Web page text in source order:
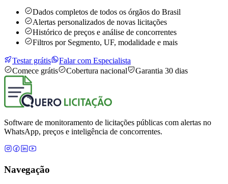
Dados completos de todos os órgãos do Brasil
Alertas personalizados de novas licitações
Histórico de preços e análise de concorrentes
Filtros por Segmento, UF, modalidade e mais
Testar grátis
Falar com Especialista
Comece grátis
Cobertura nacional Garantia 30 dias
Software de monitoramento de licitações públicas com alertas no
WhatsApp, preços e inteligência de concorrentes.
Navegação